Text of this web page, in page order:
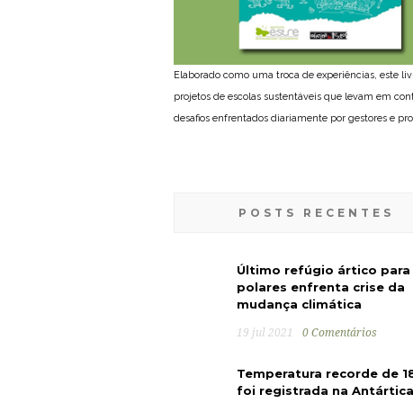
Elaborado como uma troca de experiências, este
projetos de escolas sustentáveis que levam em
desafios enfrentados diariamente por gestores e
POSTS RECENTES
Último refúgio ártico para
polares enfrenta crise da
mudança climática
19 jul 2021 0 Comentários
Temperatura recorde de
foi registrada na